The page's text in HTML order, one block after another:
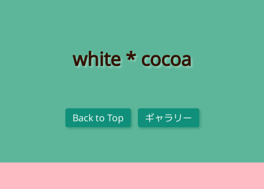
white * cocoa
Back to Top ギャラリー